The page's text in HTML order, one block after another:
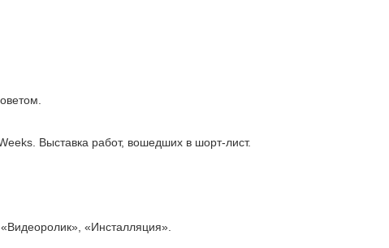
Выставка работ, вошедших в шорт-лист.
«Инсталляция».